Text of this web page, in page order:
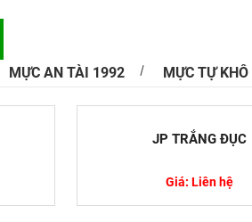
MỰC AN TÀI 1992 MỰC TỰ KHÔ
JP TRẮNG ĐỤC
Giá: Liên hệ
Trong lĩnh vực nuôi trồng thủy